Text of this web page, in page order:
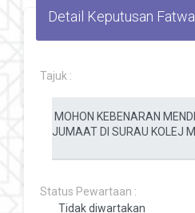
Detail Keputusan Fatwa
Tajuk :
Status Pewartaan :